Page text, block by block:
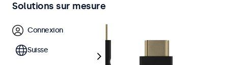
Solutions sur mesure
Connexion
Suisse